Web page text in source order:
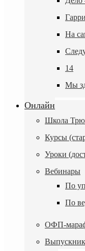
На
14
Мы
Онлайн
Школа
Курсы
Уроки
Вебинары
По
По
ОФП-